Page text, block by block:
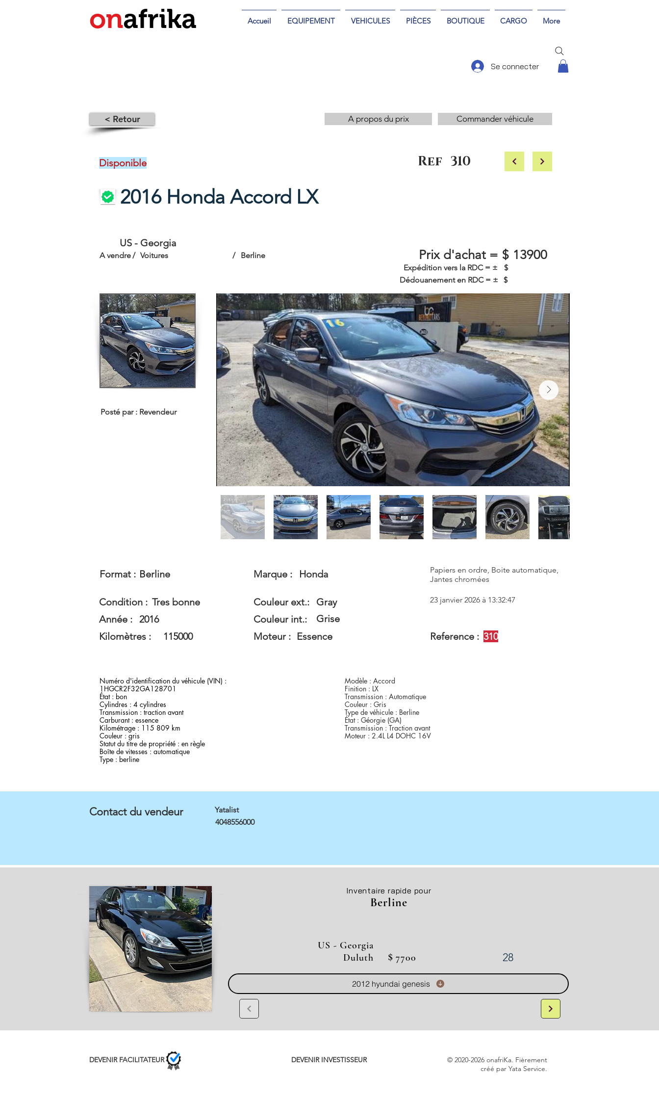
onafrika Accueil EQUIPEMENT VEHICULES PIÈCES BOUTIQUE CARGO More
Se connecter
< Retour A propos du prix Commander véhicule
Disponible Ref 310
2016 Honda Accord LX
US - Georgia
A vendre/ Voitures / Berline Prix d'achat = $ 13900
Expédition vers la RDC = ±
$
Dédouanement en RDC = ±
$
Posté par : Revendeur
Format : Berline
Condition : Tres bonne
Année : 2016
Kilomètres :
115000
Marque : Honda
Couleur ext.:
Gray
Couleur int.:
Grise
Moteur : Essence
Papiers en ordre, Boite automatique,
Jantes chromées
23 janvier 2026 à 13:32:47
Reference : 310
Numéro d'identification du véhicule (VIN) :
1HGCR2F32GA128701
État : bon
Cylindres : 4 cylindres
Transmission : traction avant
Carburant : essence
Kilométrage : 115 809 km
Couleur : gris
Statut du titre de propriété : en règle
Boîte de vitesses : automatique
Type : berline
Modèle : Accord
Finition : LX
Transmission : Automatique
Couleur : Gris
Type de véhicule : Berline
État : Géorgie (GA)
Transmission : Traction avant
Moteur : 2.4L L4 DOHC 16V
Contact du vendeur
Yatalist
4048556000
Inventaire rapide pour
Berline
US - Georgia
Duluth
$ 7700 28
2012 hyundai genesis
DEVENIR FACILITATEUR DEVENIR INVESTISSEUR
© 2020-2026 onafriKa. Fièrement
créé par Yata Service.